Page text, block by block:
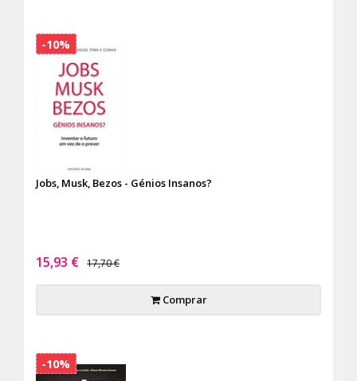
Jobs, Musk, Bezos - Génios Insanos?
15,93 € 17,70 €
Comprar
-10%
-10%